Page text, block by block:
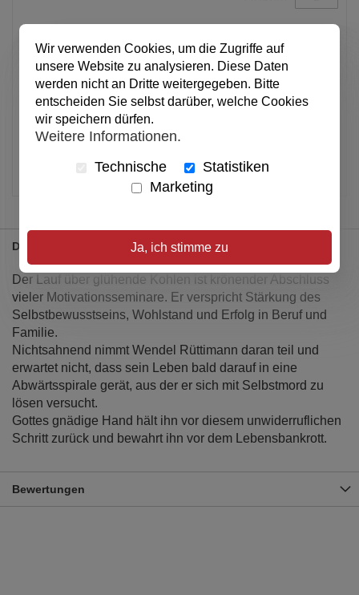
In den Warenkorb
Alle Preise inkl. MwSt.
Artikel merken
Details
Der Lauf über glühende Kohlen ist krönender Abschluss
vieler Motivationsseminare. Er verspricht Stärkung des
Selbstbewusstseins, Wohlstand und Erfolg in Beruf und
Familie.
Nichtsahnend nimmt Wendel Rüttimann daran teil und
erwartet nicht, dass sein Leben bald darauf in eine
Abwärtsspirale gerät, aus der er sich mit Selbstmord zu
lösen versucht.
Gottes gnädige Hand hält ihn vor diesem unwiderruflichen
Schritt zurück und bewahrt ihn vor dem Lebensbankrott.
Bewertungen
Wir verwenden Cookies, um die Zugriffe auf
unsere Website zu analysieren. Diese Daten
werden nicht an Dritte weitergegeben. Bitte
entscheiden Sie selbst darüber, welche Cookies
wir speichern dürfen.
Weitere Informationen.
Technische
Statistiken
Marketing
Ja, ich stimme zu